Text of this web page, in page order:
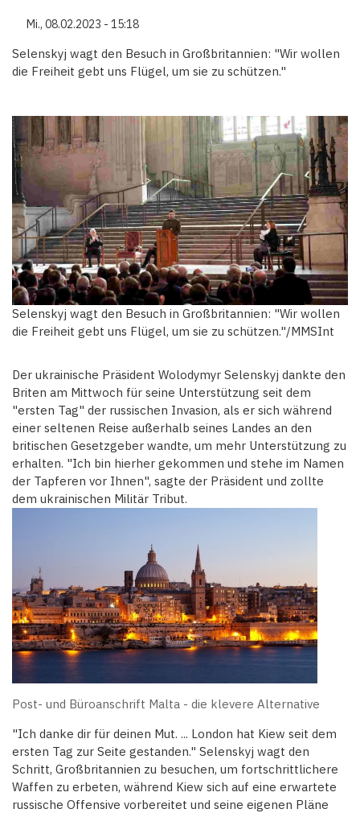
Mi., 08.02.2023 - 15:18
Selenskyj wagt den Besuch in Großbritannien: "Wir wollen
die Freiheit gebt uns Flügel, um sie zu schützen."
Selenskyj wagt den Besuch in Großbritannien: "Wir wollen
die Freiheit gebt uns Flügel, um sie zu schützen."/MMSInt
Der ukrainische Präsident Wolodymyr Selenskyj dankte den
Briten am Mittwoch für seine Unterstützung seit dem
"ersten Tag" der russischen Invasion, als er sich während
einer seltenen Reise außerhalb seines Landes an den
britischen Gesetzgeber wandte, um mehr Unterstützung zu
erhalten. "Ich bin hierher gekommen und stehe im Namen
der Tapferen vor Ihnen", sagte der Präsident und zollte
dem ukrainischen Militär Tribut.
Post- und Büroanschrift Malta - die klevere Alternative
"Ich danke dir für deinen Mut. ... London hat Kiew seit dem
ersten Tag zur Seite gestanden." Selenskyj wagt den
Schritt, Großbritannien zu besuchen, um fortschrittlichere
Waffen zu erbeten, während Kiew sich auf eine erwartete
russische Offensive vorbereitet und seine eigenen Pläne